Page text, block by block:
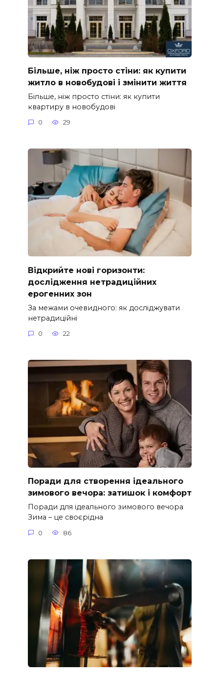
Більше, ніж просто стіни: як купити
житло в новобудові і змінити життя
Більше, ніж просто стіни: як купити
квартиру в новобудові
0 29
Відкрийте нові горизонти:
дослідження нетрадиційних
ерогенних зон
За межами очевидного: як досліджувати
нетрадиційні
0 22
Поради для створення ідеального
зимового вечора: затишок і комфорт
Поради для ідеального зимового вечора
Зима – це своєрідна
0 86